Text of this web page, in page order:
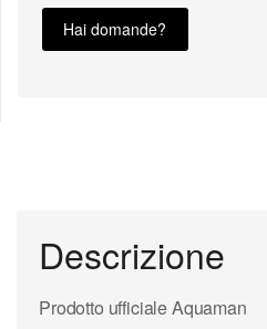
Hai domande?
Descrizione
Prodotto ufficiale Aquaman